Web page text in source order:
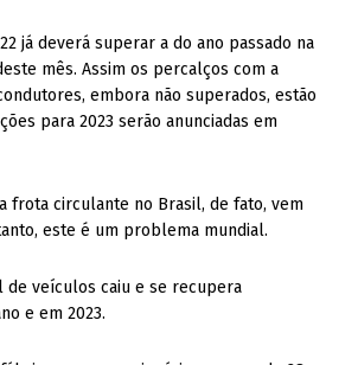
já deverá superar a do ano passado na
mês. Assim os percalços com a
embora não superados, estão
para 2023 serão anunciadas em
frota circulante no Brasil, de fato, vem
este é um problema mundial.
de veículos caiu e se recupera
e em 2023.